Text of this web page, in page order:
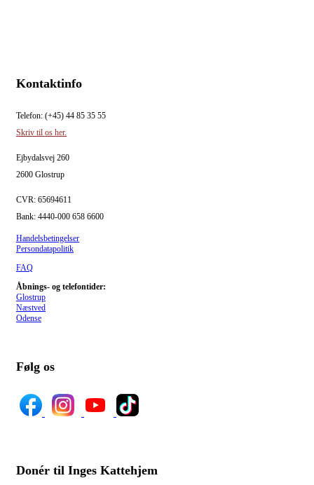
Kontaktinfo
Telefon: (+45) 44 85 35 55
Skriv til os her.
Ejbydalsvej 260
2600 Glostrup
CVR: 65694611
Bank: 4440-000 658 6600
Handelsbetingelser
Persondatapolitik
FAQ
Åbnings- og telefontider:
Glostrup
Næstved
Odense
Følg os
Donér til Inges Kattehjem